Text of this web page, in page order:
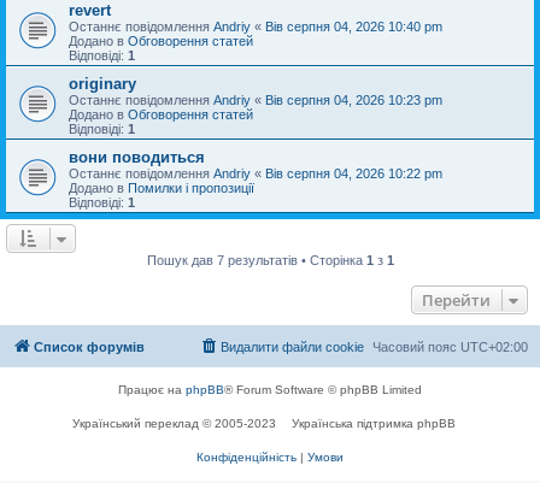
revert
Останнє повідомлення Andriy « Вів серпня 04, 2026 10:40 pm
Додано в Обговорення статей
Відповіді: 1
originary
Останнє повідомлення Andriy « Вів серпня 04, 2026 10:23 pm
Додано в Обговорення статей
Відповіді: 1
вони поводиться
Останнє повідомлення Andriy « Вів серпня 04, 2026 10:22 pm
Додано в Помилки і пропозиції
Відповіді: 1
Пошук дав 7 результатів • Сторінка 1 з 1
Перейти
Список форумів Часовий пояс UTC+02:00
Видалити файли cookie
Працює на phpBB® Forum Software © phpBB Limited
Український переклад © 2005-2023 Українська підтримка phpBB
Конфіденційність | Умови